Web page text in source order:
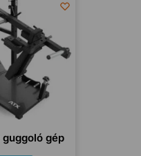
guggoló gép